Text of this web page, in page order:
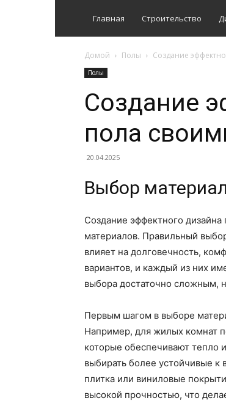
Главная Строительство
Домой Полы Создание
Полы
Создание
пола
20.04.2025
Выбор
Создание эффектного
материалов. Правильный
влияет на долговечность,
вариантов, и каждый из них
выбора достаточно сложным,
Первым шагом в выборе
Например, для жилых комнат
которые обеспечивают тепло
выбирать более устойчивые к
плитка или виниловые
высокой прочностью, что